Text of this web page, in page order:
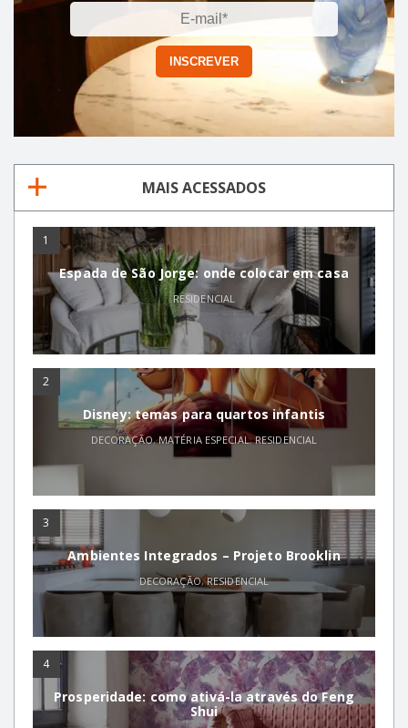
MAIS ACESSADOS
1
Espada de São Jorge: onde colocar em casa
RESIDENCIAL
2
Disney: temas para quartos infantis
DECORAÇÃO,MATÉRIA ESPECIAL,RESIDENCIAL
3
Ambientes Integrados – Projeto Brooklin
DECORAÇÃO,RESIDENCIAL
4
Prosperidade: como ativá-la através do Feng
Shui